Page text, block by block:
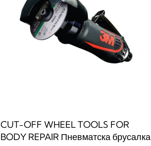
CUT-OFF WHEEL TOOLS FOR
BODY REPAIR Пневматска брусалка